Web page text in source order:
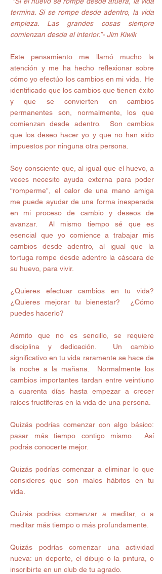
termina. Si se rompe desde adentro, la vida
empieza. Las grandes cosas siempre
comienzan desde el interior.”- Jim Kiwik
Este pensamiento me llamó mucho la
atención y me ha hecho reflexionar sobre
cómo yo efectúo los cambios en mi vida.  He
identificado que los cambios que tienen éxito
y que se convierten en cambios
permanentes son, normalmente, los que
comienzan desde adentro.  Son cambios
que los deseo hacer yo y que no han sido
impuestos por ninguna otra persona.
Soy consciente que, al igual que el huevo, a
veces necesito ayuda externa para poder
“romperme”, el calor de una mano amiga
me puede ayudar de una forma inesperada
en mi proceso de cambio y deseos de
avanzar.  Al mismo tiempo sé que es
esencial que yo comience a trabajar mis
cambios desde adentro, al igual que la
tortuga rompe desde adentro la cáscara de
su huevo, para vivir.
¿Quieres efectuar cambios en tu vida?
¿Quieres mejorar tu bienestar?  ¿Cómo
puedes hacerlo?
Admito que no es sencillo, se requiere
disciplina y dedicación.  Un cambio
significativo en tu vida raramente se hace de
la noche a la mañana.  Normalmente los
cambios importantes tardan entre veintiuno
a cuarenta días hasta empezar a crecer
raíces fructíferas en la vida de una persona.
Quizás podrías comenzar con algo básico:
pasar más tiempo contigo mismo.  Así
podrás conocerte mejor.
Quizás podrías comenzar a eliminar lo que
consideres que son malos hábitos en tu
vida.
Quizás podrías comenzar a meditar, o a
meditar más tiempo o más profundamente.
Quizás podrías comenzar una actividad
nueva: un deporte, el dibujo o la pintura, o
inscribirte en un club de tu agrado.